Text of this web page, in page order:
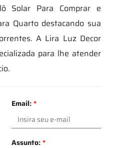
Solar Para Comprar e
Quarto destacando sua
A Lira Luz Decor
para lhe atender
Email:*
Assunto:*